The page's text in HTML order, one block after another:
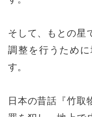
そして、もとの星
調整を行うため
す。
日本の昔話『竹取